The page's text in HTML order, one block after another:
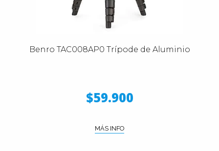
Benro TAC008AP0 Trípode de Aluminio
$59.900
MÁS INFO